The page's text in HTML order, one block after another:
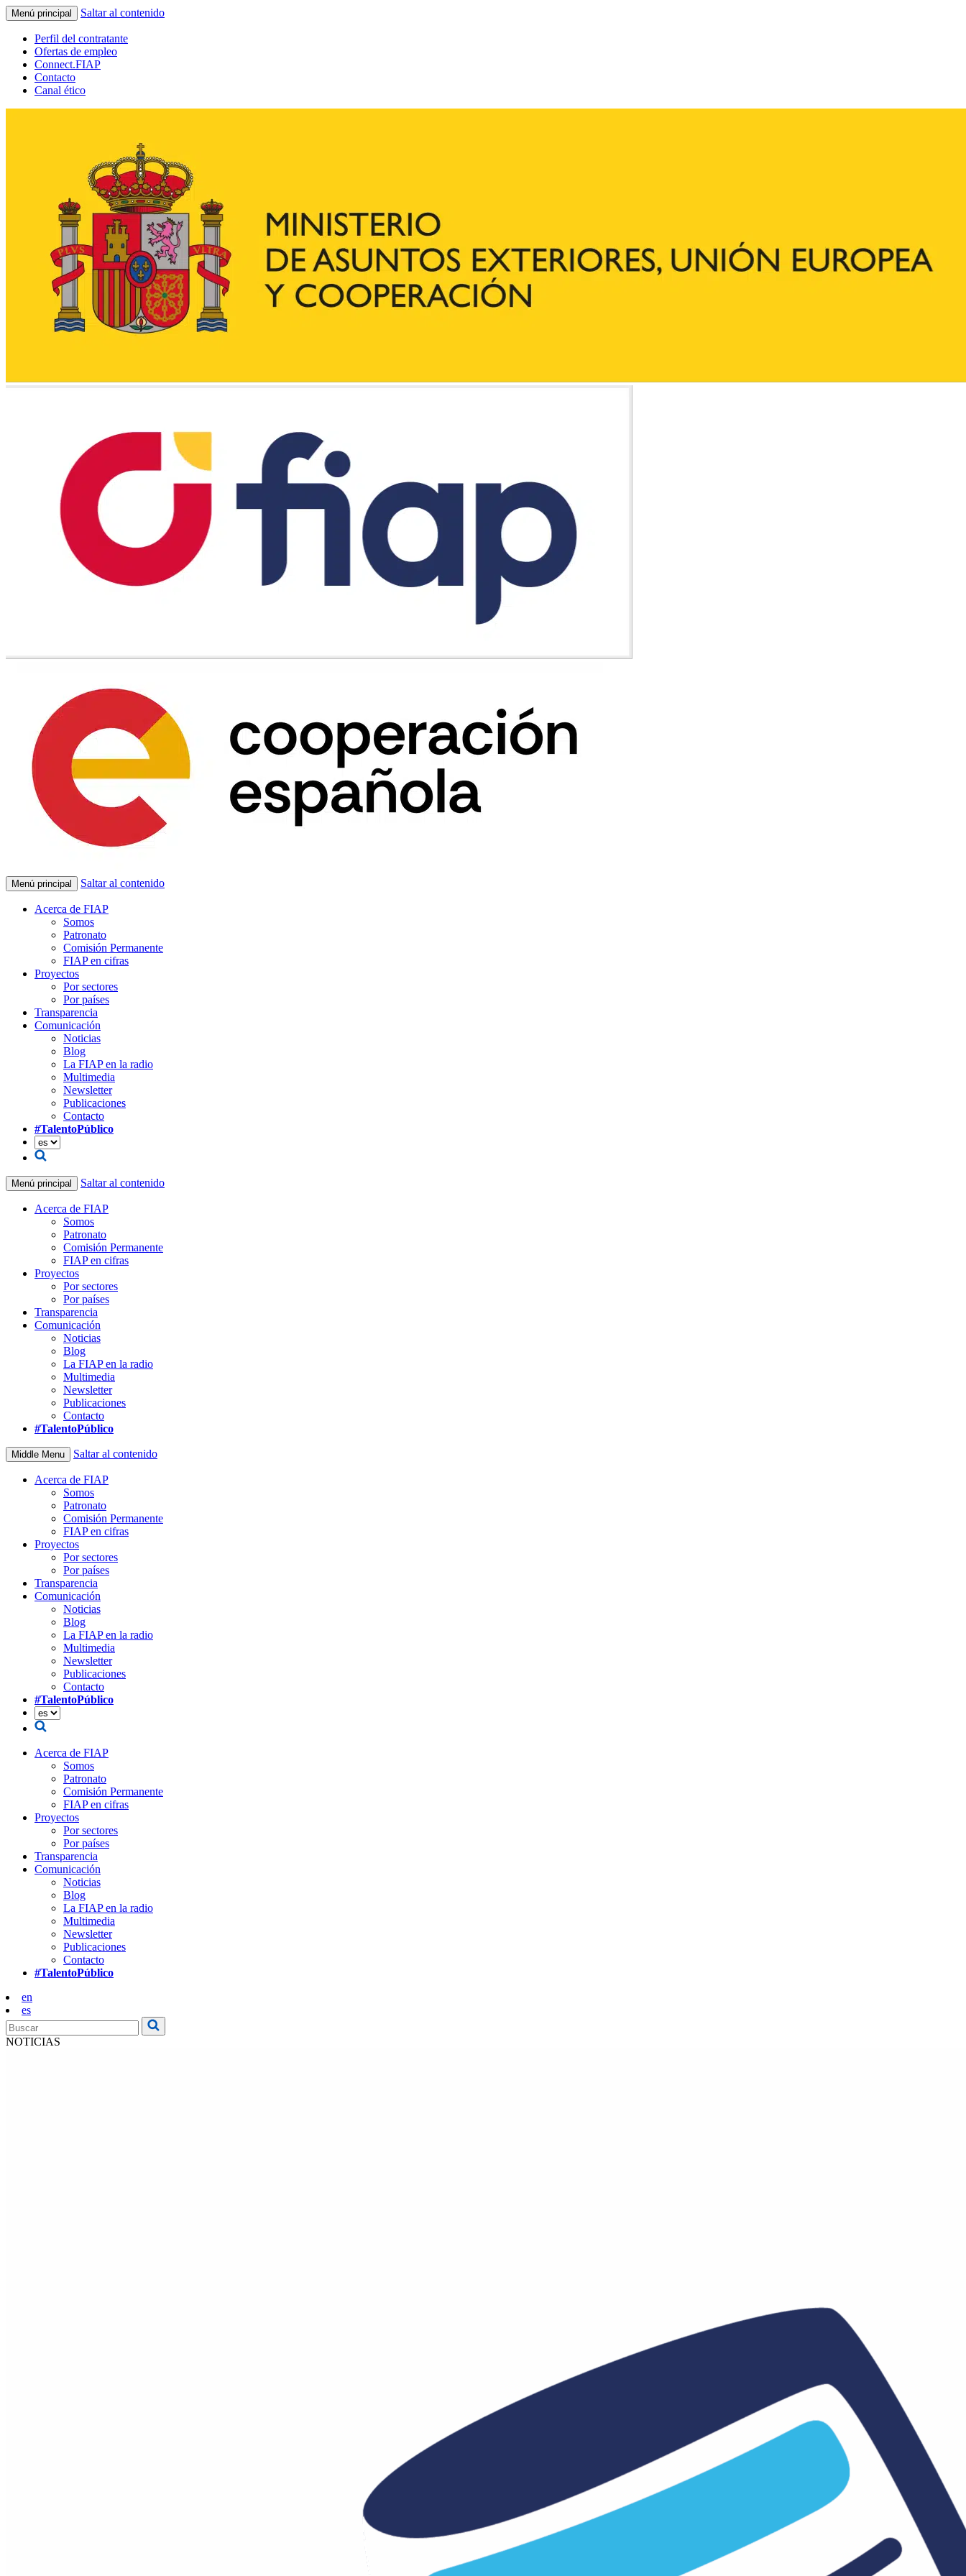
Menú principal Saltar al contenido
Perfil del contratante
Ofertas de empleo
Connect.FIAP
Contacto
Canal ético
Menú principal Saltar al contenido
Acerca de FIAP
Somos
Patronato
Comisión Permanente
FIAP en cifras
Proyectos
Por sectores
Por países
Transparencia
Comunicación
Noticias
Blog
La FIAP en la radio
Multimedia
Newsletter
Publicaciones
Contacto
#TalentoPúblico
Menú principal Saltar al contenido
Acerca de FIAP
Somos
Patronato
Comisión Permanente
FIAP en cifras
Proyectos
Por sectores
Por países
Transparencia
Comunicación
Noticias
Blog
La FIAP en la radio
Multimedia
Newsletter
Publicaciones
Contacto
#TalentoPúblico
Middle Menu Saltar al contenido
Acerca de FIAP
Somos
Patronato
Comisión Permanente
FIAP en cifras
Proyectos
Por sectores
Por países
Transparencia
Comunicación
Noticias
Blog
La FIAP en la radio
Multimedia
Newsletter
Publicaciones
Contacto
#TalentoPúblico
Acerca de FIAP
Somos
Patronato
Comisión Permanente
FIAP en cifras
Proyectos
Por sectores
Por países
Transparencia
Comunicación
Noticias
Blog
La FIAP en la radio
Multimedia
Newsletter
Publicaciones
Contacto
#TalentoPúblico
en
es
NOTICIAS